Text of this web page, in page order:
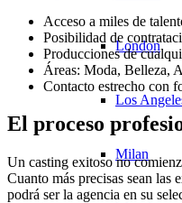
London
Los
Milan
Acceso a miles de
Posibilidad de
Producciones de
Áreas: Moda, Belleza,
Contacto estrecho con
El proceso
Un casting exitoso no
Cuanto más precisas sean las
podrá ser la agencia en su